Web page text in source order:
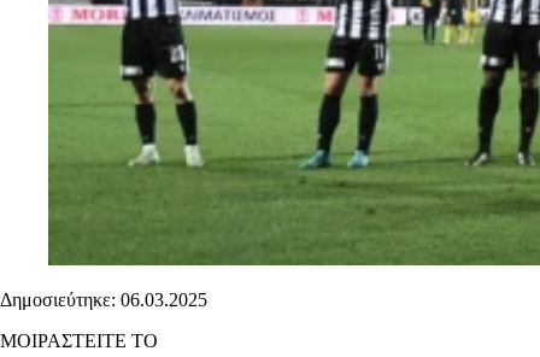
Δημοσιεύτηκε: 06.03.2025
ΜΟΙΡΑΣΤΕΙΤΕ ΤΟ